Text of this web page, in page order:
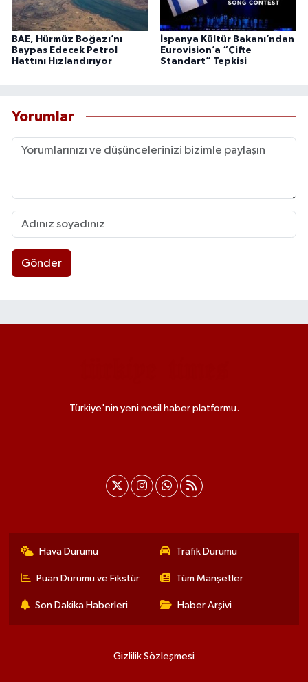
BAE, Hürmüz Boğazı’nı
Baypas Edecek Petrol
Hattını Hızlandırıyor
İspanya Kültür Bakanı’ndan
Eurovision’a “Çifte
Standart” Tepkisi
Yorumlar
Gönder
Türkiye'nin yeni nesil haber platformu.
Hava Durumu Trafik Durumu
Puan Durumu ve Fikstür Tüm Manşetler
Son Dakika Haberleri Haber Arşivi
Gizlilik Sözleşmesi